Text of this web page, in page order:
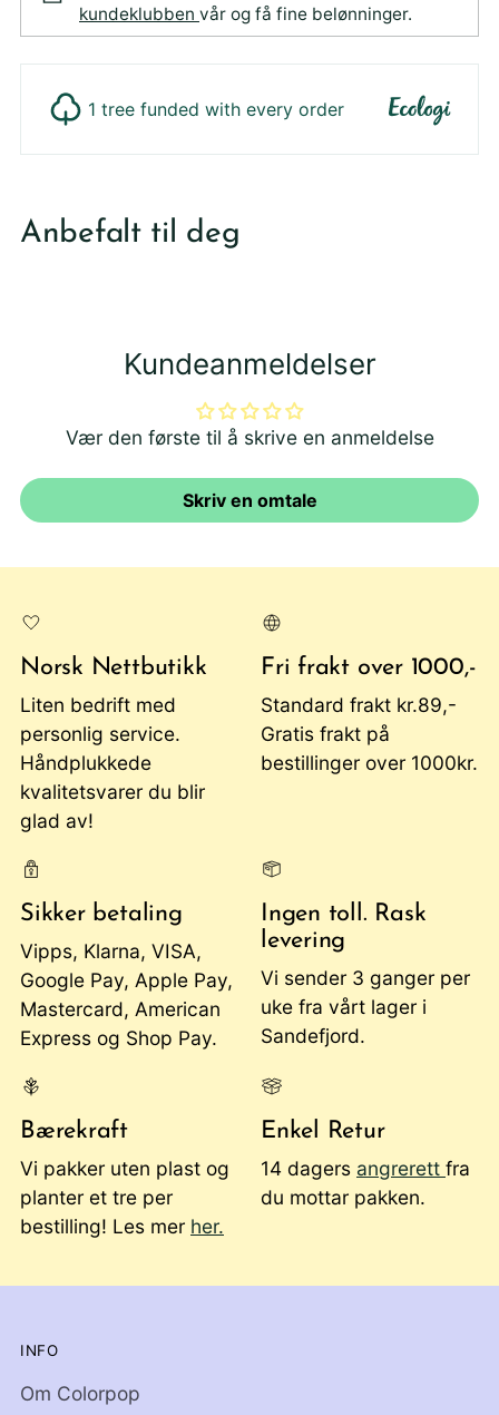
kundeklubben vår og få fine belønninger.
1 tree funded with every order
produktet
iAnbefalt til deg
Kundeanmeldelser
Vær den første til å skrive en anmeldelse
Skriv en omtale
Norsk Nettbutikk
Liten bedrift med
personlig service.
Håndplukkede
kvalitetsvarer du blir
glad av!
Fri frakt over 1000,-
Standard frakt kr.89,-
Gratis frakt på
bestillinger over 1000kr.
Sikker betaling
Vipps, Klarna, VISA,
Google Pay, Apple Pay,
Mastercard, American
Express og Shop Pay.
Ingen toll. Rask
levering
Vi sender 3 ganger per
uke fra vårt lager i
Sandefjord.
Bærekraft
Vi pakker uten plast og
planter et tre per
bestilling! Les mer her.
Enkel Retur
14 dagers angrerett fra
du mottar pakken.
INFO
Om Colorpop